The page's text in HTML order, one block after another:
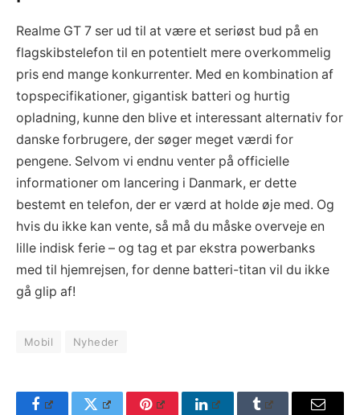
Realme GT 7 ser ud til at være et seriøst bud på en
flagskibstelefon til en potentielt mere overkommelig
pris end mange konkurrenter. Med en kombination af
topspecifikationer, gigantisk batteri og hurtig
opladning, kunne den blive et interessant alternativ for
danske forbrugere, der søger meget værdi for
pengene. Selvom vi endnu venter på officielle
informationer om lancering i Danmark, er dette
bestemt en telefon, der er værd at holde øje med. Og
hvis du ikke kan vente, så må du måske overveje en
lille indisk ferie – og tag et par ekstra powerbanks
med til hjemrejsen, for denne batteri-titan vil du ikke
gå glip af!
Mobil Nyheder